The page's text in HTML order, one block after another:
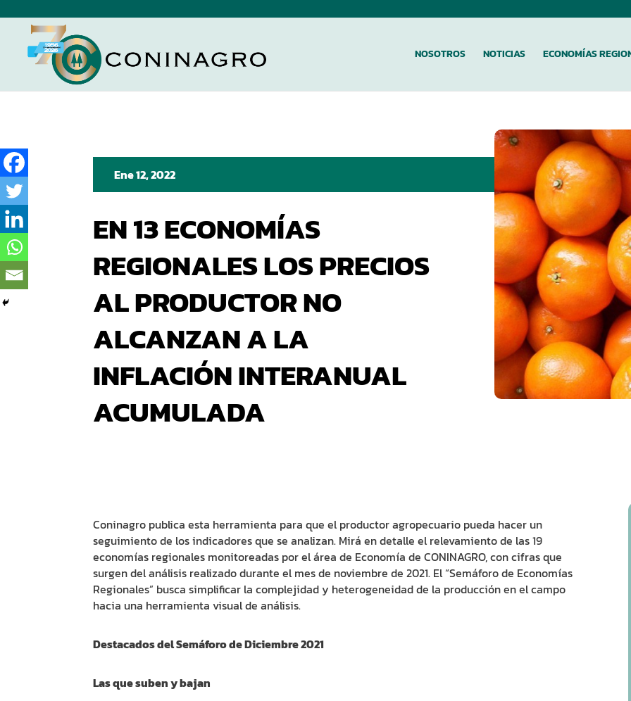
NOSOTROS NOTICIAS ECONOMÍAS
Ene 12, 2022
EN 13 ECONOMÍAS
REGIONALES LOS PRECIOS
AL PRODUCTOR NO
ALCANZAN A LA
INFLACIÓN INTERANUAL
ACUMULADA
Coninagro publica esta herramienta para que el productor agropecuario pueda hacer un
seguimiento de los indicadores que se analizan. Mirá en detalle el relevamiento de las 19
economías regionales monitoreadas por el área de Economía de CONINAGRO, con cifras que
surgen del análisis realizado durante el mes de noviembre de 2021. El “Semáforo de Economías
Regionales” busca simplificar la complejidad y heterogeneidad de la producción en el campo
hacia una herramienta visual de análisis.
Destacados del Semáforo de Diciembre 2021
Las que suben y bajan